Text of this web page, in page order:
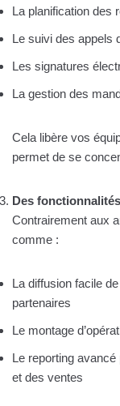
La planification des
Le suivi des appels
Les signatures
La gestion des
Cela libère vos
permet de se
Des
Contrairement aux
comme :
La diffusion facile
partenaires
Le montage
Le reporting
et des ventes